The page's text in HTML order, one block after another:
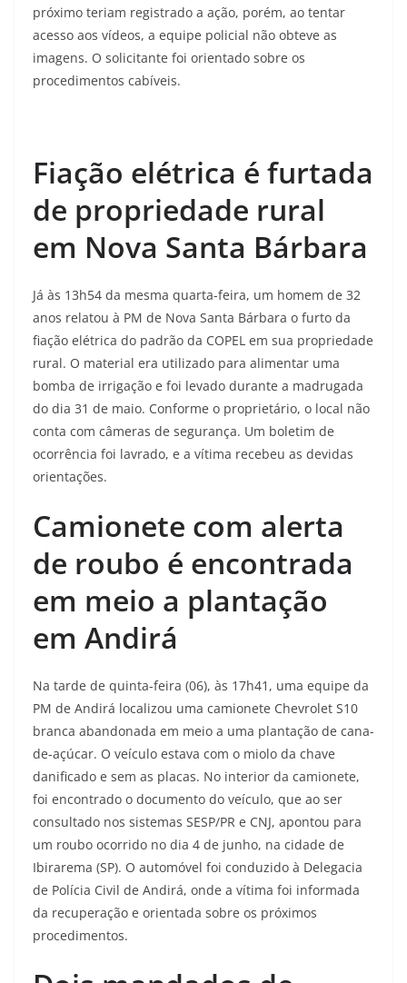
próximo teriam registrado a ação, porém, ao tentar
acesso aos vídeos, a equipe policial não obteve as
imagens. O solicitante foi orientado sobre os
procedimentos cabíveis.
Fiação elétrica é furtada
de propriedade rural
em Nova Santa Bárbara
Já às 13h54 da mesma quarta-feira, um homem de 32
anos relatou à PM de Nova Santa Bárbara o furto da
fiação elétrica do padrão da COPEL em sua propriedade
rural. O material era utilizado para alimentar uma
bomba de irrigação e foi levado durante a madrugada
do dia 31 de maio. Conforme o proprietário, o local não
conta com câmeras de segurança. Um boletim de
ocorrência foi lavrado, e a vítima recebeu as devidas
orientações.
Camionete com alerta
de roubo é encontrada
em meio a plantação
em Andirá
Na tarde de quinta-feira (06), às 17h41, uma equipe da
PM de Andirá localizou uma camionete Chevrolet S10
branca abandonada em meio a uma plantação de cana-
de-açúcar. O veículo estava com o miolo da chave
danificado e sem as placas. No interior da camionete,
foi encontrado o documento do veículo, que ao ser
consultado nos sistemas SESP/PR e CNJ, apontou para
um roubo ocorrido no dia 4 de junho, na cidade de
Ibirarema (SP). O automóvel foi conduzido à Delegacia
de Polícia Civil de Andirá, onde a vítima foi informada
da recuperação e orientada sobre os próximos
procedimentos.